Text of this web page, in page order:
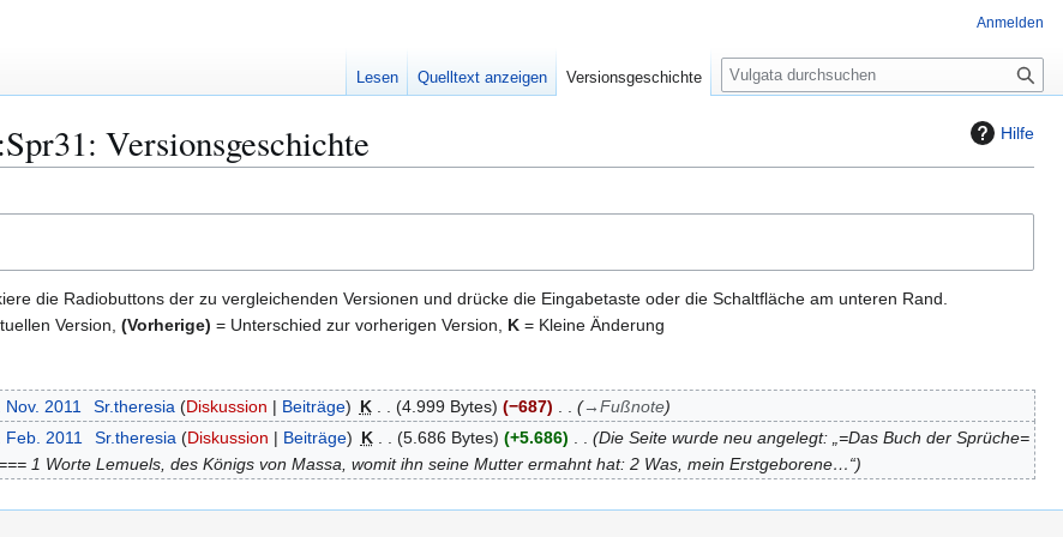
Hilfe
Versionsgeschichte
die Radiobuttons der zu vergleichenden Versionen und drücke die Eingabetaste oder die Schaltfläche am unteren Rand.
Version, (Vorherige) = Unterschied zur vorherigen Version, K = Kleine Änderung
2011 Sr.theresia Diskussion Beiträge K 4.999 Bytes −687 →Fußnote
Feb. 2011 Sr.theresia Diskussion Beiträge K 5.686 Bytes +5.686
Die Seite wurde neu angelegt: „=Das Buch der Sprüche=
1 Worte Lemuels, des Königs von Massa, womit ihn seine Mutter ermahnt hat: 2 Was, mein Erstgeborene…“
Anmelden
Lesen Quelltext anzeigen Versionsgeschichte
S
u
e